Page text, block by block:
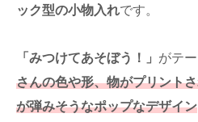
ック型の小物入れです。
「みつけてあそぼう！」 がテー
さんの色や形、物がプリント
が弾みそうなポップなデザイン